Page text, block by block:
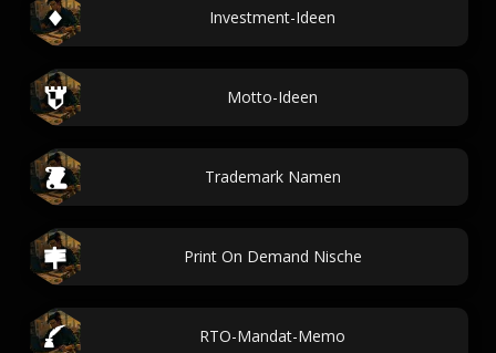
Investment-Ideen
Motto-Ideen
Trademark Namen
Print On Demand Nische
RTO-Mandat-Memo